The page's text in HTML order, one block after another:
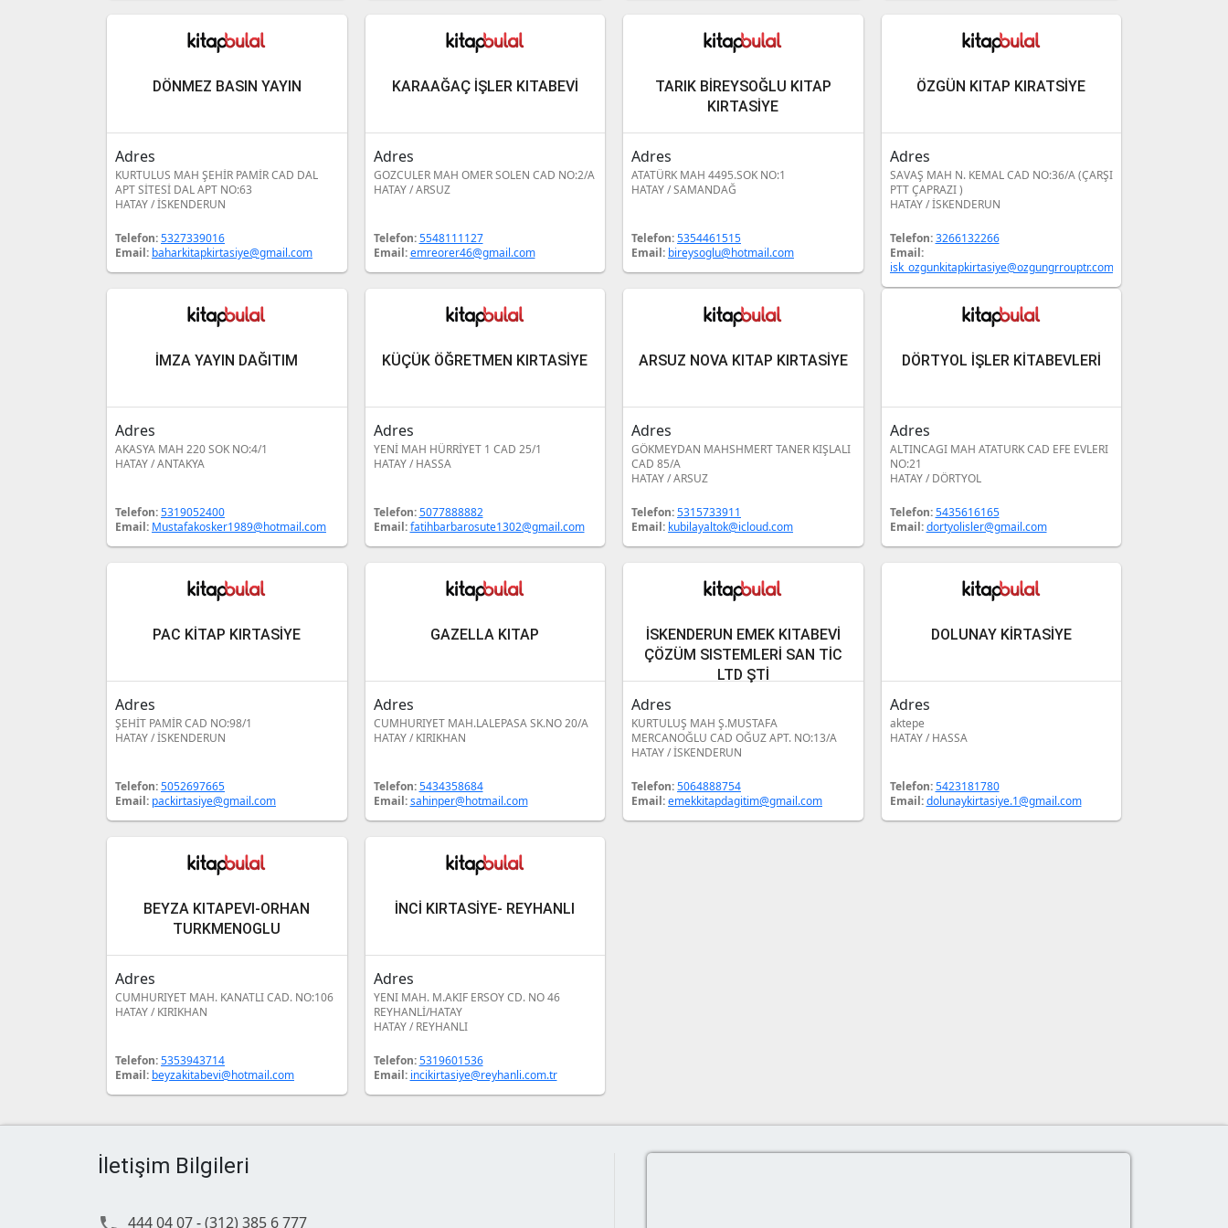
DÖNMEZ BASIN YAYIN
Adres
KURTULUS MAH ŞEHİR PAMİR CAD DAL
APT SİTESİ DAL APT NO:63
HATAY / İSKENDERUN
Telefon:5327339016
Email: baharkitapkirtasiye@gmail.com
KARAAĞAÇ İŞLER KITABEVİ
Adres
GOZCULER MAH OMER SOLEN CAD NO:2/A
HATAY / ARSUZ
Telefon:5548111127
Email:emreorer46@gmail.com
TARIK BİREYSOĞLU KITAP
KIRTASİYE
Adres
ATATÜRK MAH 4495.SOK NO:1
HATAY / SAMANDAĞ
Telefon:5354461515
Email: bireysoglu@hotmail.com
ÖZGÜN KITAP KIRATSİYE
Adres
SAVAŞ MAH N. KEMAL CAD NO:36/A (ÇARŞI
PTT ÇAPRAZI )
HATAY / İSKENDERUN
Telefon:3266132266
Email:
isk_ozgunkitapkirtasiye@ozgungrrouptr.com
İMZA YAYIN DAĞITIM
Adres
AKASYA MAH 220 SOK NO:4/1
HATAY / ANTAKYA
Telefon:5319052400
Email: Mustafakosker1989@hotmail.com
KÜÇÜK ÖĞRETMEN KIRTASİYE
Adres
YENİ MAH HÜRRİYET 1 CAD 25/1
HATAY / HASSA
Telefon:5077888882
Email:fatihbarbarosute1302@gmail.com
ARSUZ NOVA KITAP KIRTASİYE
Adres
GÖKMEYDAN MAHSHMERT TANER KIŞLALI
CAD 85/A
HATAY / ARSUZ
Telefon:5315733911
Email: kubilayaltok@icloud.com
DÖRTYOL İŞLER KİTABEVLERİ
Adres
ALTINCAGI MAH ATATURK CAD EFE EVLERI
NO:21
HATAY / DÖRTYOL
Telefon:5435616165
Email:dortyolisler@gmail.com
PAC KİTAP KIRTASİYE
Adres
ŞEHİT PAMİR CAD NO:98/1
HATAY / İSKENDERUN
Telefon:5052697665
Email: packirtasiye@gmail.com
GAZELLA KITAP
Adres
CUMHURIYET MAH.LALEPASA SK.NO 20/A
HATAY / KIRIKHAN
Telefon:5434358684
Email:sahinper@hotmail.com
İSKENDERUN EMEK KITABEVİ
ÇÖZÜM SISTEMLERİ SAN TİC
LTD ŞTİ
Adres
KURTULUŞ MAH Ş.MUSTAFA
MERCANOĞLU CAD OĞUZ APT. NO:13/A
HATAY / İSKENDERUN
Telefon:5064888754
Email:emekkitapdagitim@gmail.com
DOLUNAY KİRTASİYE
Adres
aktepe
HATAY / HASSA
Telefon:5423181780
Email:dolunaykirtasiye.1@gmail.com
BEYZA KITAPEVI-ORHAN
TURKMENOGLU
Adres
CUMHURIYET MAH. KANATLI CAD. NO:106
HATAY / KIRIKHAN
Telefon:5353943714
Email: beyzakitabevi@hotmail.com
İNCİ KIRTASİYE- REYHANLI
Adres
YENI MAH. M.AKIF ERSOY CD. NO 46
REYHANLİ/HATAY
HATAY / REYHANLI
Telefon:5319601536
Email: incikirtasiye@reyhanli.com.tr
İletişim Bilgileri
444 04 07-(312) 385 6 777